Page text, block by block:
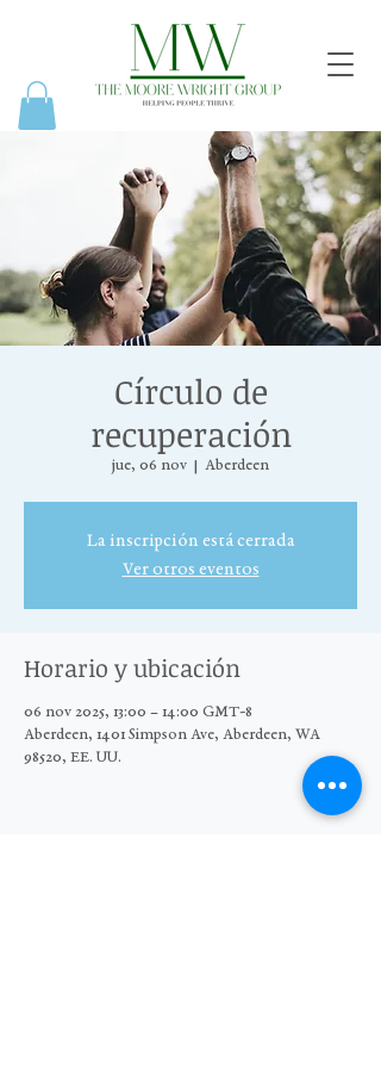
Círculo de
recuperación
jue, 06 nov
  |
Aberdeen
La inscripción está cerrada
Ver otros eventos
Horario y ubicación
06 nov 2025, 13:00 – 14:00 GMT-8
Aberdeen, 1401 Simpson Ave, Aberdeen, WA
98520, EE. UU.